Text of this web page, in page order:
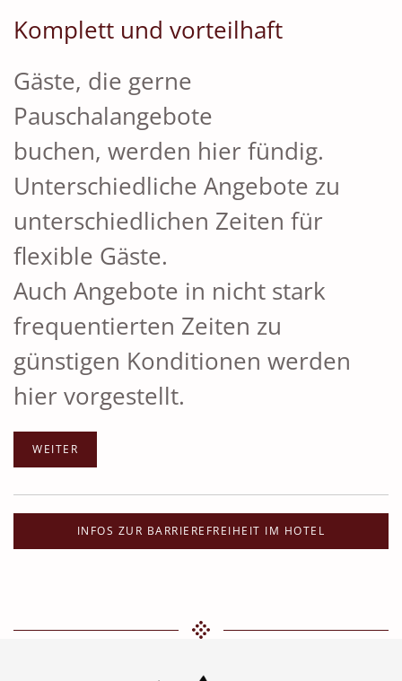
Komplett und vorteilhaft
Gäste, die gerne
Pauschalangebote
buchen, werden hier fündig.
Unterschiedliche Angebote zu
unterschiedlichen Zeiten für
flexible Gäste.
Auch Angebote in nicht stark
frequentierten Zeiten zu
günstigen Konditionen werden
hier vorgestellt.
WEITER
INFOS ZUR BARRIEREFREIHEIT IM HOTEL